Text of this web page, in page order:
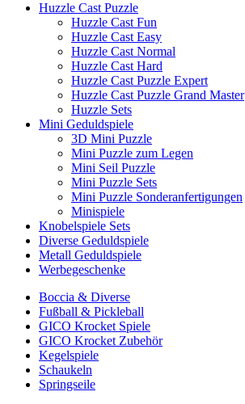
Huzzle Cast Puzzle
Huzzle Cast Fun
Huzzle Cast Easy
Huzzle Cast Normal
Huzzle Cast Hard
Huzzle Cast Puzzle Expert
Huzzle Cast Puzzle Grand Master
Huzzle Sets
Mini Geduldspiele
3D Mini Puzzle
Mini Puzzle zum Legen
Mini Seil Puzzle
Mini Puzzle Sets
Mini Puzzle Sonderanfertigungen
Minispiele
Knobelspiele Sets
Diverse Geduldspiele
Metall Geduldspiele
Werbegeschenke
Boccia & Diverse
Fußball & Pickleball
GICO Krocket Spiele
GICO Krocket Zubehör
Kegelspiele
Schaukeln
Springseile